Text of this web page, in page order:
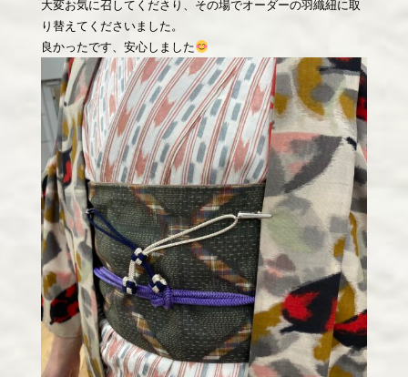
大変お気に召してくださり、その場でオーダーの羽織紐に取
り替えてくださいました。
良かったです、安心しました